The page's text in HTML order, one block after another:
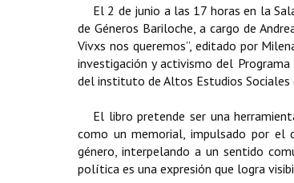
El 2 de junio a las 17 horas en la
de Géneros Bariloche, a cargo de
Vivxs nos queremos”, editado por
investigación y activismo del
del instituto de Altos Estudios Sociales
El libro pretende ser una
como un memorial, impulsado por el
género, interpelando a un sentido
política es una expresión que logra